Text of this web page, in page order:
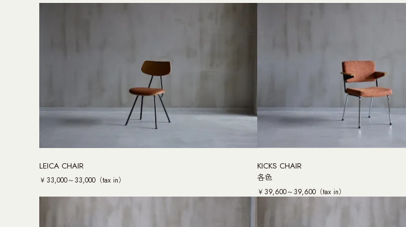
LEICA CHAIR
￥33,000～33,000（tax in）
KICKS CHAIR
各色
￥39,600～39,600（tax in）